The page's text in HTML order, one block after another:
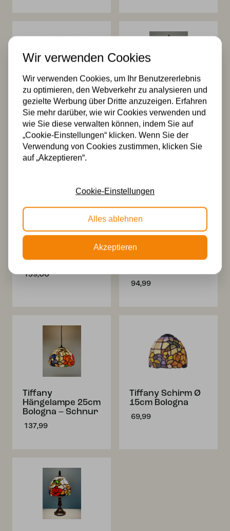
Tiffany
Tischlampe
Bologna 15 – p39
124,99
Tiffany
Tischlampe
Bologna 25 / P33
194,99
Tiffany
Bologna 25 – 97
159,00
Hängelampe
Bologna 15cm –
94,99
Tiffany
Hängelampe 25cm
Bologna – Schnur
137,99
Tiffany Schirm Ø
15cm Bologna
69,99
Wir verwenden Cookies
Wir verwenden Cookies, um Ihr Benutzererlebnis
zu optimieren, den Webverkehr zu analysieren und
gezielte Werbung über Dritte anzuzeigen. Erfahren
Sie mehr darüber, wie wir Cookies verwenden und
wie Sie diese verwalten können, indem Sie auf
„Cookie-Einstellungen“ klicken. Wenn Sie der
Verwendung von Cookies zustimmen, klicken Sie
auf „Akzeptieren“.
Cookie-Einstellungen
Alles ablehnen
Akzeptieren